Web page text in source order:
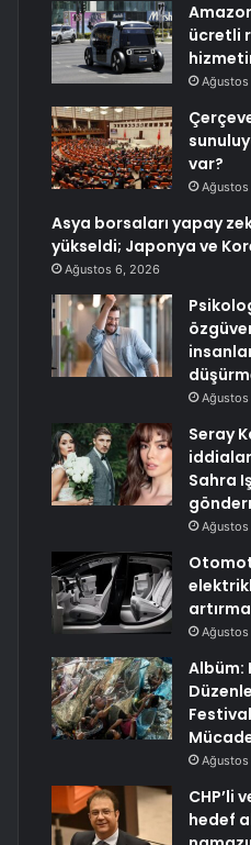
ücretli
var?
Asya borsaları yapay
yükseldi; Japonya ve
Ağustos 6, 2026
Seray
Sahra
Albüm:
CHP’li
hedef